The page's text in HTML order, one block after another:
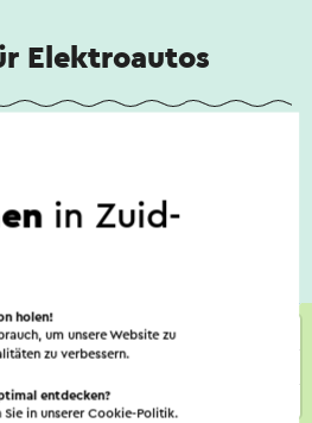
Elektroautos
in Zuid-
holen!
um unsere Website zu
zu verbessern.
entdecken?
in unsererCookie-Politik.